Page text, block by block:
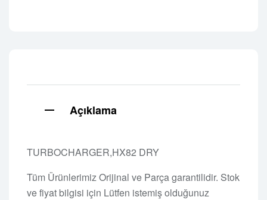
Açıklama
TURBOCHARGER,HX82 DRY
Tüm Ürünlerimiz Orijinal ve Parça garantilidir. Stok
ve fiyat bilgisi için Lütfen istemiş olduğunuz